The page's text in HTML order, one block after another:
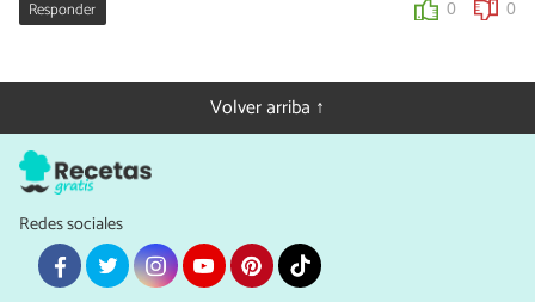
Responder 0 0
Volver arriba ↑
Redes sociales